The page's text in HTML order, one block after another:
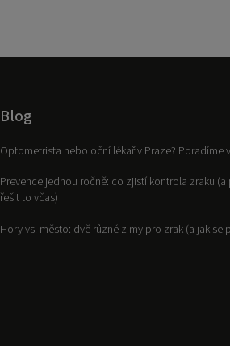
Blog
Optometrista nebo oční lékař v Praze? Poradíme
Prevence jednou ročně: co zjistí kontrola zraku
řešit to včas)
Hory vs. město: dvě různé zimy pro zrak (a jak se